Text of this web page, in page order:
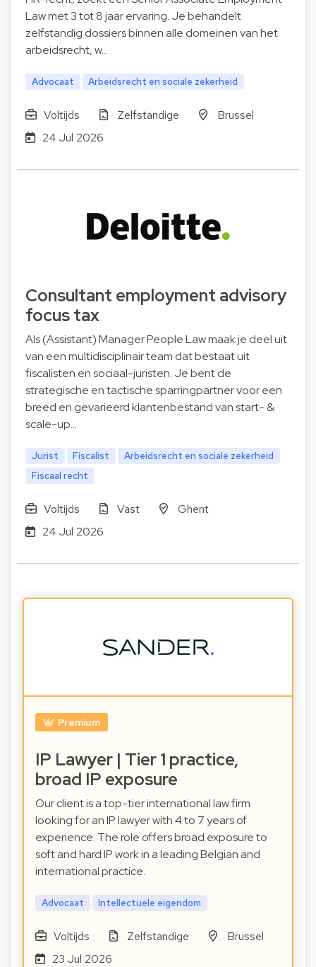
Law met 3 tot 8 jaar ervaring. Je behandelt
zelfstandig dossiers binnen alle domeinen van het
arbeidsrecht, w…
Advocaat Arbeidsrecht en sociale zekerheid
Voltijds Zelfstandige
Brussel
24 Jul 2026
Consultant employment advisory
focus tax
Als (Assistant) Manager People Law maak je deel uit
van een multidisciplinair team dat bestaat uit
fiscalisten en sociaal-juristen. Je bent de
strategische en tactische sparringpartner voor een
breed en gevarieerd klantenbestand van start- &
scale-up…
Jurist Fiscalist
Arbeidsrecht en sociale zekerheid
Fiscaal recht
Voltijds Vast
Ghent
24 Jul 2026
Premium
IP Lawyer | Tier 1 practice,
broad IP exposure
Our client is a top-tier international law firm
looking for an IP lawyer with 4 to 7 years of
experience. The role offers broad exposure to
soft and hard IP work in a leading Belgian and
international practice.
Advocaat Intellectuele eigendom
Voltijds Zelfstandige
Brussel
23 Jul 2026